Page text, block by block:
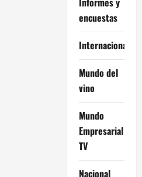
encuestas
Internacional
Mundo del
vino
Mundo
Empresarial
TV
Nacional